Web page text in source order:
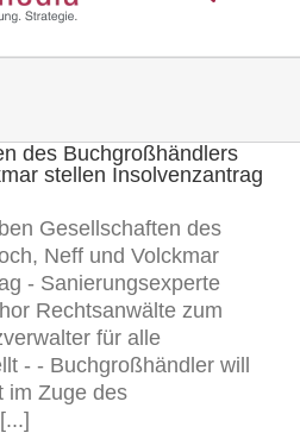
des Buchgroßhändlers
stellen Insolvenzantrag
Gesellschaften des
Neff und Volckmar
- Sanierungsexperte
Rechtsanwälte zum
für alle
- - Buchgroßhändler will
im Zuge des